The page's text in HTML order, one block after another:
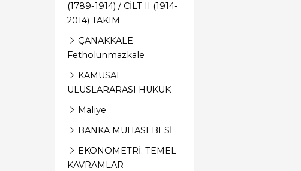
(1789-1914) / CİLT II (1914-
2014) TAKIM
ÇANAKKALE
Fetholunmazkale
KAMUSAL
ULUSLARARASI HUKUK
Maliye
BANKA MUHASEBESİ
EKONOMETRİ: TEMEL
KAVRAMLAR